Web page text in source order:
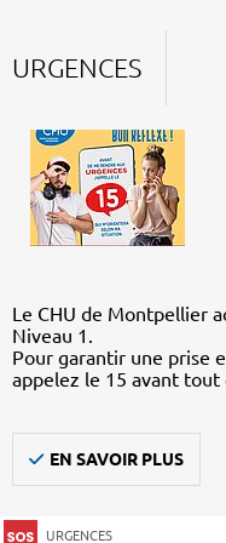
URGENCES
Le CHU de Montpellier
Niveau 1.
Pour garantir une prise
appelez le 15 avant tout
EN SAVOIR PLUS
URGENCES